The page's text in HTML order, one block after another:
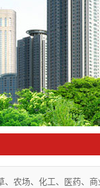
农场、化工、医药、